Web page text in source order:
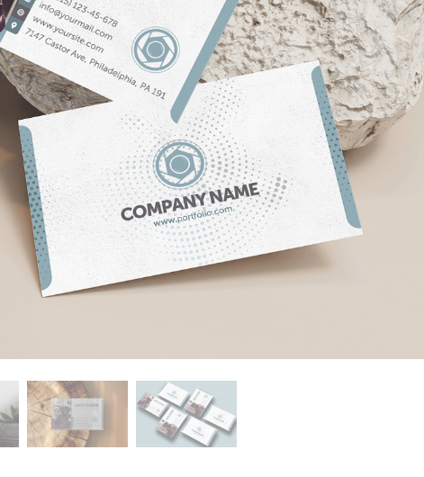
Ürün Rötuş Hizmetleri Mücevher Rötuş Hizmetleri AI Eğitim